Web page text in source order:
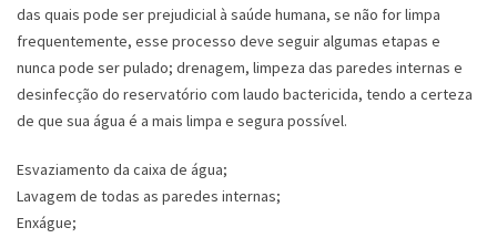
das quais pode ser prejudicial à saúde humana, se não for limpa
frequentemente, esse processo deve seguir algumas etapas e
nunca pode ser pulado; drenagem, limpeza das paredes internas e
desinfecção do reservatório com laudo bactericida, tendo a certeza
de que sua água é a mais limpa e segura possível.
Esvaziamento da caixa de água;
Lavagem de todas as paredes internas;
Enxágue;